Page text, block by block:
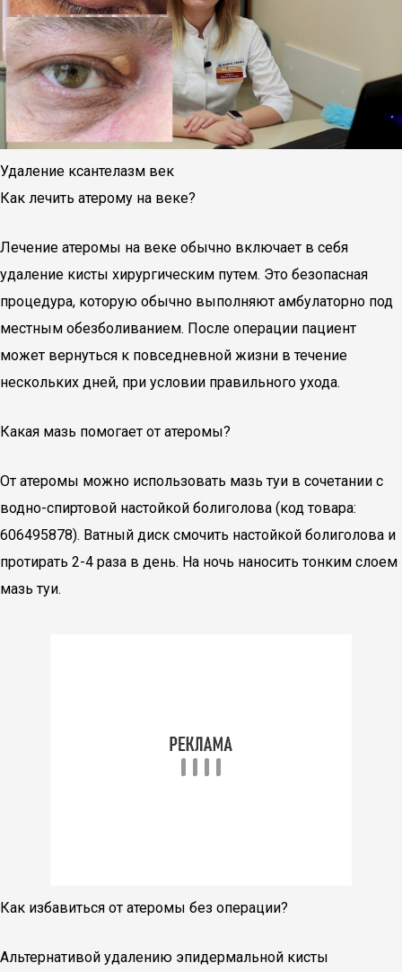
Удаление ксантелазм век
Как лечить атерому на веке?
Лечение атеромы на веке обычно включает в себя
удаление кисты хирургическим путем. Это безопасная
процедура, которую обычно выполняют амбулаторно под
местным обезболиванием. После операции пациент
может вернуться к повседневной жизни в течение
нескольких дней, при условии правильного ухода.
Какая мазь помогает от атеромы?
От атеромы можно использовать мазь туи в сочетании с
водно-спиртовой настойкой болиголова (код товара:
606495878). Ватный диск смочить настойкой болиголова и
протирать 2-4 раза в день. На ночь наносить тонким слоем
мазь туи.
Как избавиться от атеромы без операции?
Альтернативой удалению эпидермальной кисты